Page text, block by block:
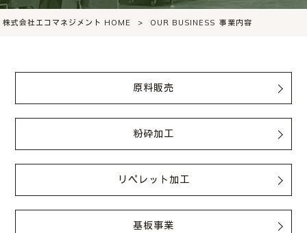
株式会社エコマネジメント HOME > OUR BUSINESS 事業内容
原料販売
粉砕加工
リペレット加工
基板事業